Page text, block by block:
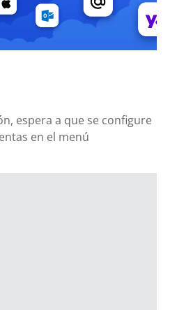
espera a que se configure
en el menú